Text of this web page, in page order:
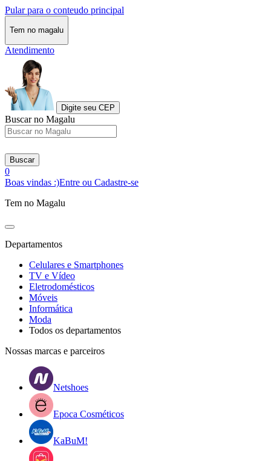
Pular para o conteudo principal
Tem no magalu
Atendimento
Digite seu CEP
Buscar no Magalu
Buscar
0
Boas vindas :)Entre ou Cadastre-se
Tem no Magalu
Departamentos
Celulares e Smartphones
TV e Vídeo
Eletrodomésticos
Móveis
Informática
Moda
Todos os departamentos
Nossas marcas e parceiros
Netshoes
Epoca Cosméticos
KaBuM!